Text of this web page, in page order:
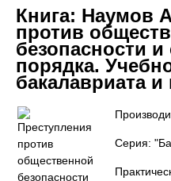
Книга: Наумов
против
безопасности
порядка.
бакалавриата
Серия: